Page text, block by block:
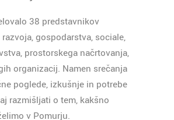
38 predstavnikov
gospodarstva, sociale,
prostorskega načrtovanja,
organizacij. Namen srečanja
poglede, izkušnje in potrebe
razmišljati o tem, kakšno
v Pomurju.